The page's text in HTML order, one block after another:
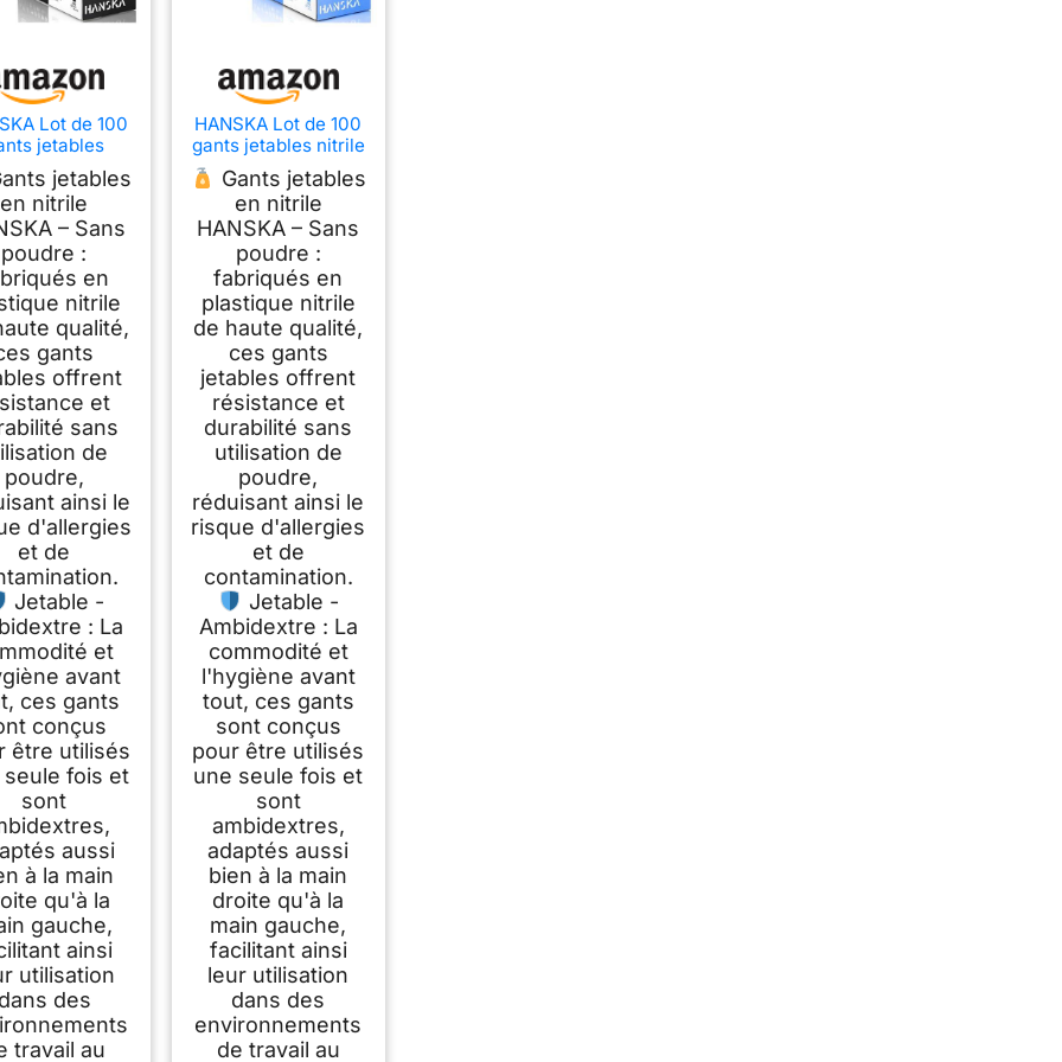
Lot de 100
jetables
noirs – sans
– jetables –
stériles – Base
–
pour les
médicaux, la
des
(100, S)
jetables
en nitrile
– Sans
poudre :
en
nitrile
qualité,
gants
offrent
et
sans
de
poudre,
ainsi le
d'allergies
et de
Jetable -
: La
et
avant
ces gants
conçus
être utilisés
seule fois et
sont
aussi
à la main
qu'à la
gauche,
ainsi
utilisation
dans des
travail au
HANSKA Lot de 100
gants jetables nitrile
bleu – sans poudre –
jetables –
ambidextres – non
stériles – Base en
caoutchouc –
Convient pour les
domaines médicaux,
la manipulation des
aliments (100, L)
Gants jetables
en nitrile
HANSKA – Sans
poudre :
fabriqués en
plastique nitrile
de haute qualité,
ces gants
jetables offrent
résistance et
durabilité sans
utilisation de
poudre,
réduisant ainsi le
risque d'allergies
et de
contamination.
Jetable -
Ambidextre : La
commodité et
l'hygiène avant
tout, ces gants
sont conçus
pour être utilisés
une seule fois et
sont
ambidextres,
adaptés aussi
bien à la main
droite qu'à la
main gauche,
facilitant ainsi
leur utilisation
dans des
environnements
de travail au